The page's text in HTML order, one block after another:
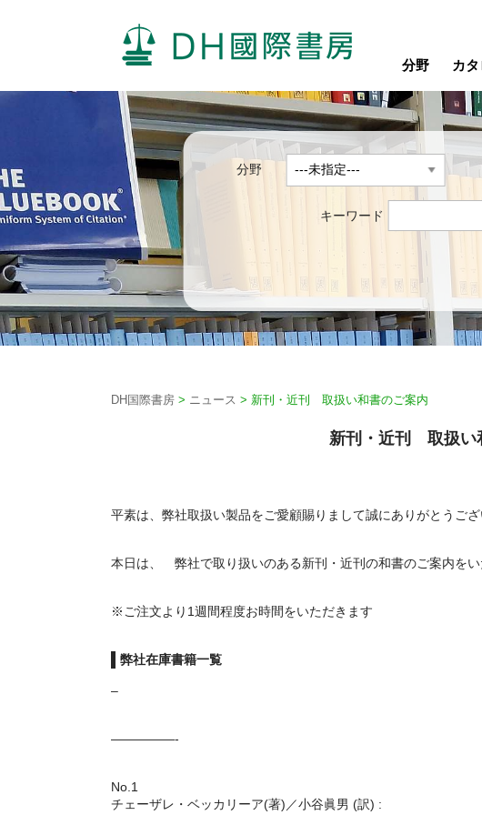
分野 カ
分野
キーワード
DH国際書房 > ニュース > 新刊・近刊 取扱い和書のご案内
新刊・近刊 取扱い
平素は、弊社取扱い製品をご愛顧賜りまして誠にありがとうござ
本日は、 弊社で取り扱いのある新刊・近刊の和書のご案内をい
※ご注文より1週間程度お時間をいただきます
弊社在庫書籍一覧
–
—————-
No.1
チェーザレ・ベッカリーア(著)／小谷眞男 (訳) :